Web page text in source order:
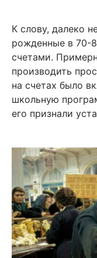
К слову, далеко
рожденные в 70-
счетами.
производить
на счетах было
школьную
его признали